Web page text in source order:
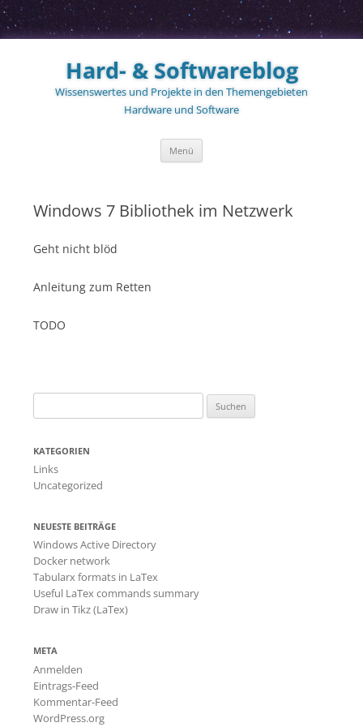
Zum
springenHard- & Softwareblog
Wissenswertes und Projekte in den Themengebieten
Hardware und Software
Menü
Windows 7 Bibliothek im Netzwerk
Geht nicht blöd
Anleitung zum Retten
TODO
nach:
KATEGORIEN
Links
Uncategorized
NEUESTE BEITRÄGE
Windows Active Directory
Docker network
Tabularx formats in LaTex
Useful LaTex commands summary
Draw in Tikz (LaTex)
META
Anmelden
Eintrags-Feed
Kommentar-Feed
WordPress.org